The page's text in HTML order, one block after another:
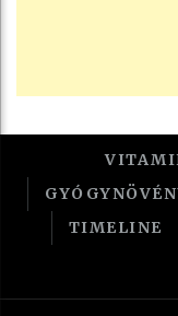
TIMELINE